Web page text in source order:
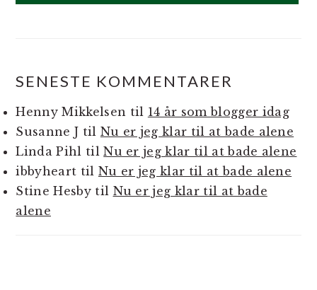
SENESTE KOMMENTARER
Henny Mikkelsen til 14 år som blogger idag
Susanne J til Nu er jeg klar til at bade alene
Linda Pihl tilNu er jeg klar til at bade alene
ibbyheart til Nu er jeg klar til at bade alene
Stine Hesbytil Nu er jeg klar til at bade
alene